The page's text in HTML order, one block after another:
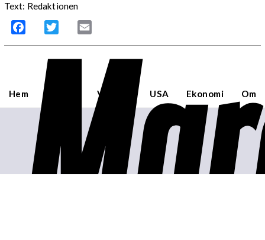
Text: Redaktionen
Facebook Twitter
Hem Världen USA Ekonomi Om